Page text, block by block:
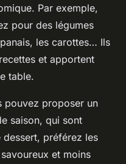
Par exemple,
pour des légumes
les carottes… Ils
et apportent
table.
pouvez proposer un
saison, qui sont
dessert, préférez les
et moins